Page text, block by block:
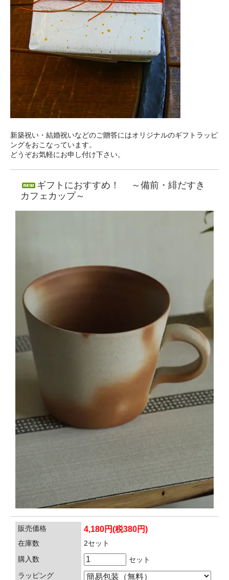
新築祝い・結婚祝いなどのご贈答にはオリジナルのギフトラッピ
ングをおこなっています。
どうぞお気軽にお申し付け下さい。
ギフトにおすすめ！ ～備前・緋だすき
カフェカップ～
販売価格 4,180円(税380円)
在庫数
2セット
購入数
セット
ラッピング